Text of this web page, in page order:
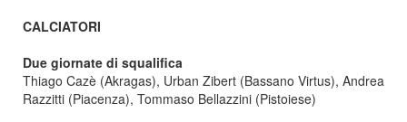
CALCIATORI
Due giornate di squalifica
Thiago Cazè (Akragas), Urban Zibert (Bassano Virtus), Andrea
Razzitti (Piacenza), Tommaso Bellazzini (Pistoiese)